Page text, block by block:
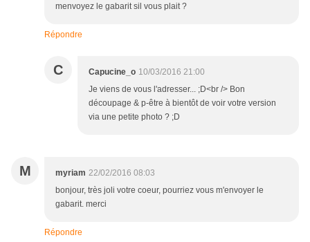
menvoyez le gabarit sil vous plait ?
Répondre
C Capucine_o 10/03/2016 21:00
Je viens de vous l'adresser... ;D<br /> Bon
découpage & p-être à bientôt de voir votre version
via une petite photo ? ;D
M myriam 22/02/2016 08:03
bonjour, très joli votre coeur, pourriez vous m'envoyer le
gabarit. merci
Répondre